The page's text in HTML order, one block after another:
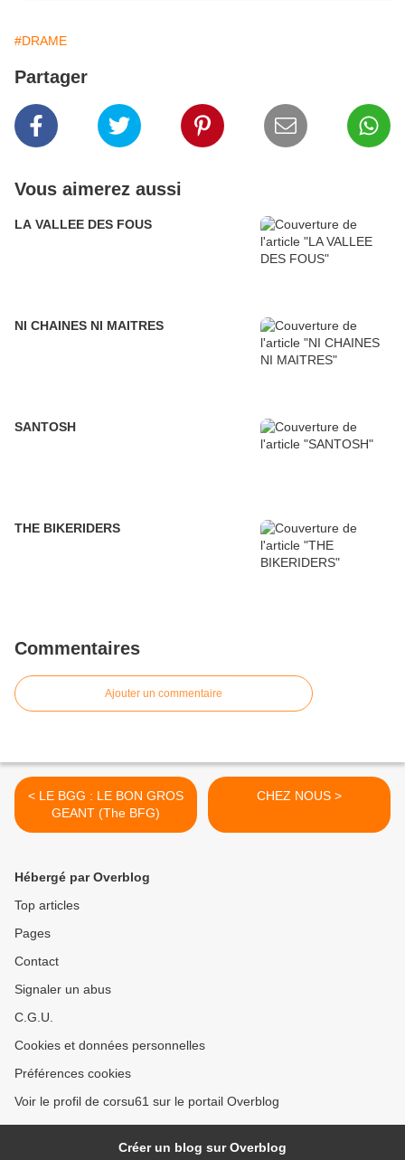
#DRAME
Partager
Vous aimerez aussi
LA VALLEE DES FOUS
NI CHAINES NI MAITRES
SANTOSH
THE BIKERIDERS
Commentaires
Ajouter un commentaire
< LE BGG : LE BON GROS
GEANT (The BFG)
CHEZ NOUS >
Hébergé par Overblog
Top articles
Pages
Contact
Signaler un abus
C.G.U.
Cookies et données personnelles
Préférences cookies
Voir le profil de corsu61 sur le portail Overblog
Créer un blog sur Overblog